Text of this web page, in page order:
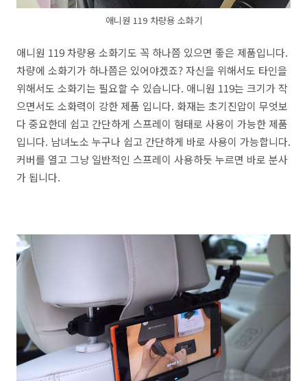
애니원 119 차량용 소화기
애니원 119 차량용 소화기도 꼭 하나쯤 있으면 좋은 제품입니다.
차량에 소화기가 하나쯤은 있어야겠죠? 자신을 위해서도 타인을
위해서도 소화기는 필요할 수 있습니다. 애니원 119는 크기가 작
으면서도 소화력이 강한 제품 입니다. 화재는 초기진압이 무엇보
다 중요한데 쉽고 간단하게 스프레이 형태로 사용이 가능한 제품
입니다. 남녀노소 누구나 쉽고 간단하게 바로 사용이 가능합니다.
커버를 열고 그냥 일반적인 스프레이 사용하듯 누르면 바로 분사
가 됩니다.